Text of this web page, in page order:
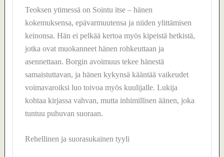
Teoksen ytimessä on Sointu itse – hänen
kokemuksensa, epävarmuutensa ja niiden ylittämisen
keinonsa. Hän ei pelkää kertoa myös kipeistä hetkistä,
jotka ovat muokanneet hänen rohkeuttaan ja
asennettaan. Borgin avoimuus tekee hänestä
samaistuttavan, ja hänen kykynsä kääntää vaikeudet
voimavaroiksi luo toivoa myös kuulijalle. Lukija
kohtaa kirjassa vahvan, mutta inhimillisen äänen, joka
tuntuu puhuvan suoraan.
Rehellinen ja suorasukainen tyyli